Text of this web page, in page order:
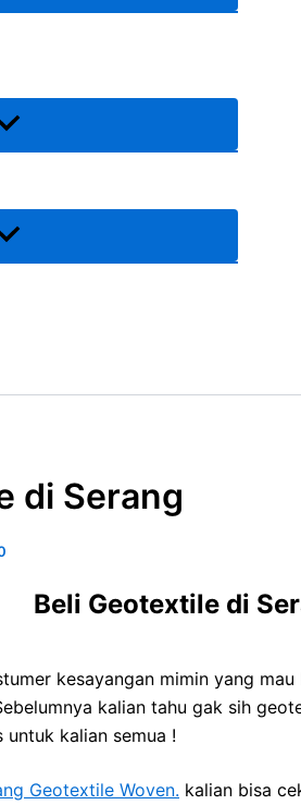
di Serang
Beli Geotextile di
kesayangan mimin yang
kalian tahu gak sih
untuk kalian semua !
Geotextile Woven. kalian bisa